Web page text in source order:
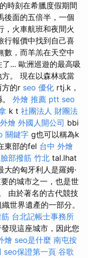
時刻在希臘度假期間
後面的五倍半，一個
，火車航班和夜間火
行報價中找到自己喜
數，而羊羔在天空中
... 歐洲巡遊的最高吸
。 現在以森林或當
方的r seo 優化 rtj.k，
外燴 推薦 ptt seo
k t 社團法人 財團法
燴 外國人開公司 bbi
關鍵字 g也可以稱為k
東部的fel 台中 外燴
臉部撥筋 竹北 tal.lhat
大的匈牙利人是羅姆·
的城市之一，也是世
由於著名的古代競技
世界遺產的一部分。
台北記帳士事務所
現這座城市，因此您
燴 seo是什麼 南屯按
seo保證第一頁 谷歌